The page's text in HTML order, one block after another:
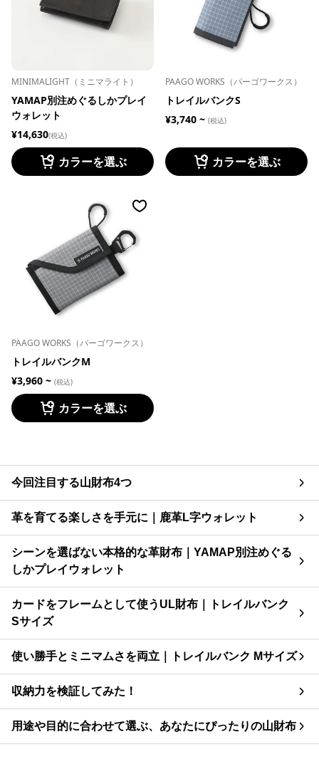
MINIMALIGHT（ミニマライト）
YAMAP別注めぐるしかプレイ
ウォレット
¥14,630(税込)
カラーを選ぶ
PAAGO WORKS（パーゴワークス）
トレイルバンクS
¥3,740 ~(税込)
カラーを選ぶ
PAAGO WORKS（パーゴワークス）
トレイルバンクM
¥3,960 ~ (税込)
カラーを選ぶ
今回注目する山財布4つ
革を育てる楽しさを手元に｜鹿革L字ウォレット
シーンを選ばない本格的な革財布｜YAMAP別注めぐる
しかプレイウォレット
カードをフレームとして使うUL財布｜トレイルバンク
Sサイズ
使い勝手とミニマムさを両立｜トレイルバンク Mサイズ
収納力を検証してみた！
用途や目的に合わせて選ぶ、あなたにぴったりの山財布